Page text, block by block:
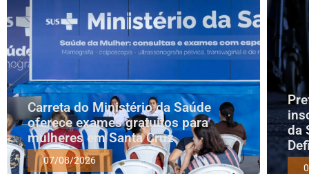
Carreta do Ministério da Saúde
oferece exames gratuitos para
mulheres em Santa Cruz
07/08/2026
da